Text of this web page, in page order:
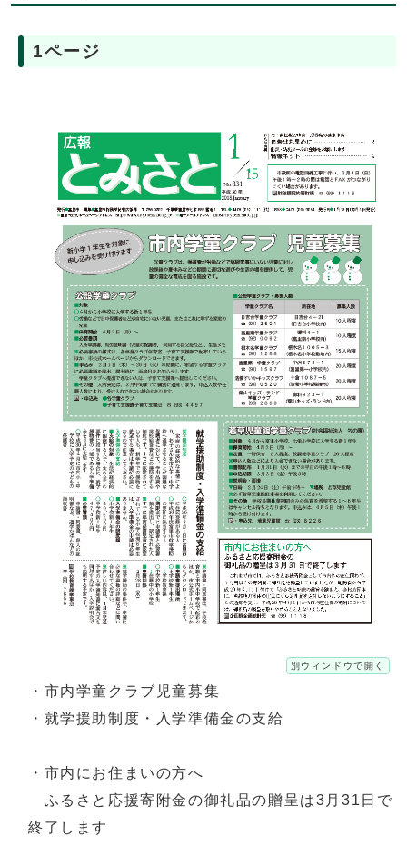
1ページ
別ウィンドウで開く
・市内学童クラブ児童募集
・就学援助制度・入学準備金の支給
・市内にお住まいの方へ
ふるさと応援寄附金の御礼品の贈呈は3月31日で
終了します